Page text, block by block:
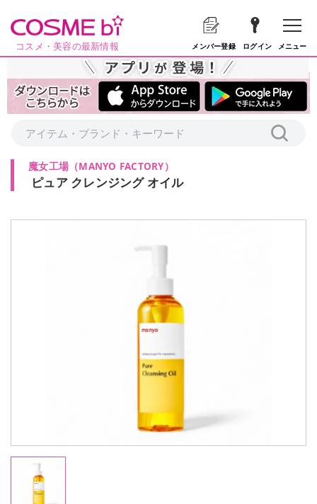
コスメ・美容の最新情報 メンバー登録 ログイン メニュー
魔女工場 （MANYO FACTORY）
ピュア クレンジング オイル